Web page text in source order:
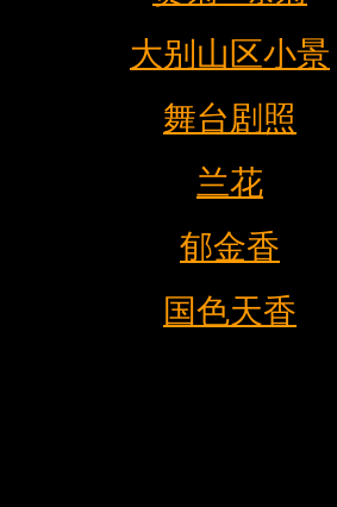
大别山区小景
舞台剧照
兰花
郁金香
国色天香